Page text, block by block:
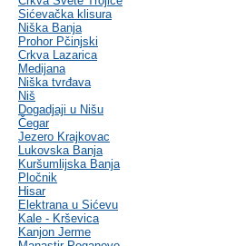
Sićevačka klisura
Niška Banja
Prohor Pčinjski
Crkva Lazarica
Medijana
Niška tvrđava
Niš
Dogadjaji u Nišu
Čegar
Jezero Krajkovac
Lukovska Banja
Kuršumlijska Banja
Pločnik
Hisar
Elektrana u Sićevu
Kale - Krševica
Kanjon Jerme